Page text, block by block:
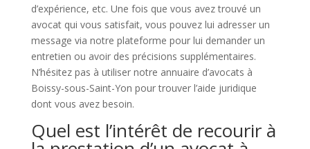
d’expérience, etc. Une fois que vous avez trouvé un
avocat qui vous satisfait, vous pouvez lui adresser un
message via notre plateforme pour lui demander un
entretien ou avoir des précisions supplémentaires.
N’hésitez pas à utiliser notre annuaire d’avocats à
Boissy-sous-Saint-Yon pour trouver l’aide juridique
dont vous avez besoin.
Quel est l’intérêt de recourir à